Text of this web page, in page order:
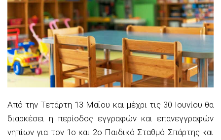
Από την Τετάρτη 13 Μαΐου και μέχρι τις 30 Ιουνίου θα
διαρκέσει η περίοδος εγγραφών και επανεγγραφών
νηπίων για τον 1 ο και 2ο Παιδικό Σταθμό Σπάρτης και